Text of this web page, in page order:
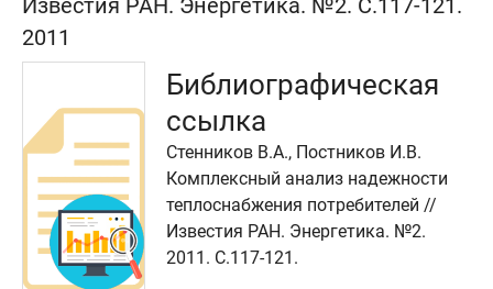
Известия РАН. Энергетика. №2. C.117-121.
2011
Библиографическая
ссылка
Стенников В.А., Постников И.В.
Комплексный анализ надежности
теплоснабжения потребителей //
Известия РАН. Энергетика. №2.
2011. C.117-121.